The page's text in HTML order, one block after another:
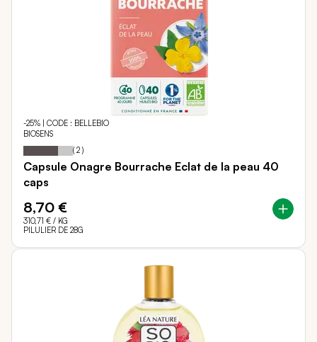
-25% | CODE : BELLEBIO
BIOSENS
Notation: 70
% of
( 2 )
Capsule Onagre Bourrache Eclat de la peau 40
caps
8,70 €
310,71 € / KG
PILULIER DE 28G